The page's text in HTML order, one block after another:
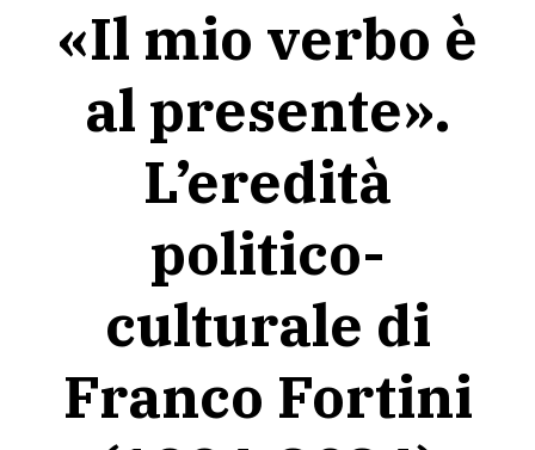
«Il mio verbo è
al presente».
L’eredità
politico-
culturale di
Franco Fortini